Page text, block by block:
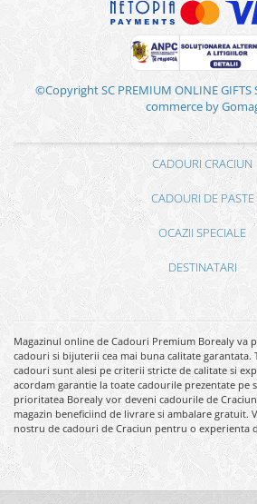
©Copyright SC PREMIUM ONLINE GIFTS
commerce by
CADOURI CRACIUN
CADOURI DE PASTE
OCAZII SPECIALE
DESTINATARI
Magazinul online de Cadouri Premium Borealy va
cadouri si bijuterii cea mai buna calitate
cadouri sunt alesi pe criterii stricte de calitate si
acordam garantie la toate cadourile prezentate pe
prioritatea Borealy vor deveni cadourile de
magazin beneficiind de livrare si ambalare gratuit.
nostru de cadouri de Craciun pentru o experienta